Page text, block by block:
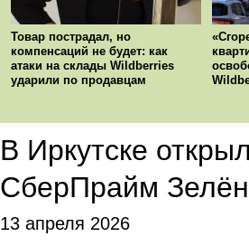
Товар пострадал, но
компенсаций не будет: как
атаки на склады Wildberries
ударили по продавцам
В Иркутске
СберПрайм
13 апреля 2026